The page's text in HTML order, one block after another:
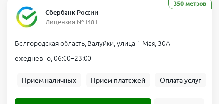
350 метров
Сбербанк России
Лицензия №1481
Белгородская область, Валуйки, улица 1 Мая, 30А
ежедневно, 06:00–23:00
Прием наличных Прием платежей Оплата услуг